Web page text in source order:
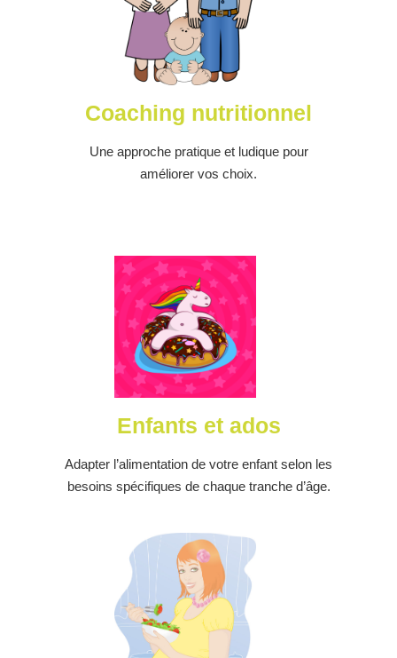
Coaching nutritionnel
Une approche pratique et ludique pour
améliorer vos choix.
Enfants et ados
Adapter l’alimentation de votre enfant selon les
besoins spécifiques de chaque tranche d’âge.